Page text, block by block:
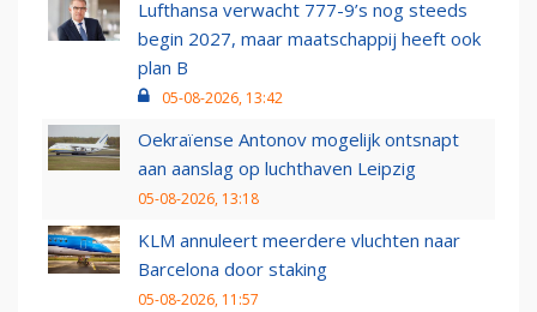
Lufthansa verwacht 777-9’s nog steeds
begin 2027, maar maatschappij heeft ook
plan B
05-08-2026, 13:42
Oekraïense Antonov mogelijk ontsnapt
aan aanslag op luchthaven Leipzig
05-08-2026, 13:18
KLM annuleert meerdere vluchten naar
Barcelona door staking
05-08-2026, 11:57